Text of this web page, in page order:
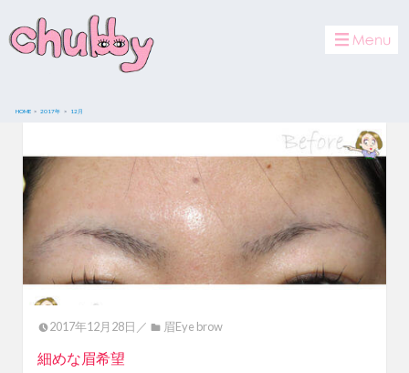
HOME 2017年 12月
2017年12月28日／ 眉Eye brow
細めな眉希望